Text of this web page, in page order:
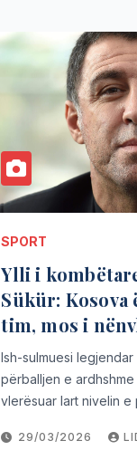
SPORT
Ylli i
Sükür: Kosova
tim, mos i
Ish-sulmuesi
përballjen e
vlerësuar lart nivelin
29/03/2026